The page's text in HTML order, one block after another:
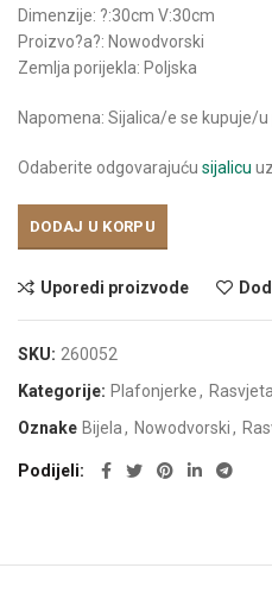
Dimenzije: ?:30cm V:30cm
Proizvo?a?: Nowodvorski
Zemlja porijekla: Poljska
Napomena: Sijalica/e se kupuje/u
Odaberite odgovarajuću sijalicu
DODAJ U KORPU
Uporedi proizvode
SKU: 260052
Kategorije: Plafonjerke, Rasvjeta
Oznake Bijela, Nowodvorski,
Podijeli